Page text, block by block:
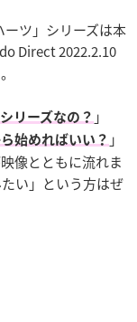
ツ」シリーズは本
Direct 2022.2.10
リーズなの？ 」
始めればいい？ 」
像とともに流れま
い」という方はぜ